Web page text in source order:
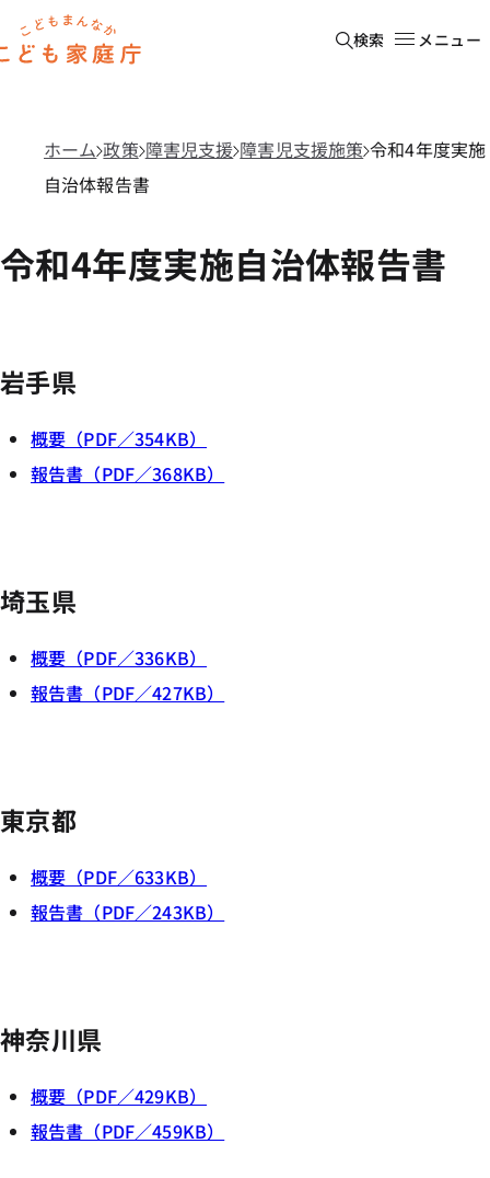
本文へ移動
検索 メニュー
ホーム 政策 障害児支援 障害児支援施策 令和4年度実施
自治体報告書
令和4年度実施自治体報告書
岩手県
概要（PDF／354KB）
報告書（PDF／368KB）
埼玉県
概要（PDF／336KB）
報告書（PDF／427KB）
東京都
概要（PDF／633KB）
報告書（PDF／243KB）
神奈川県
概要（PDF／429KB）
報告書（PDF／459KB）